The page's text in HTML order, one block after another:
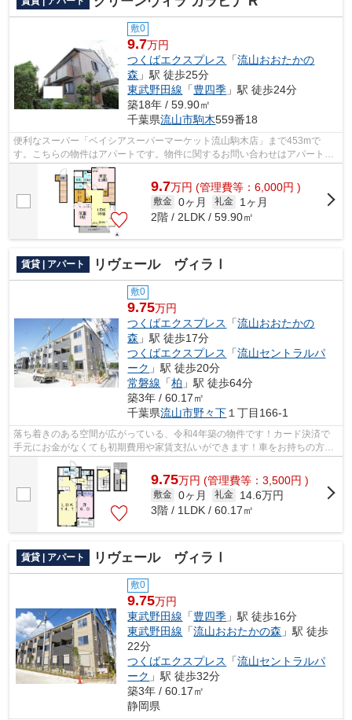
敷0
9.7万円
つくばエクスプレス
「流山おおたかの
森 」駅 徒歩25分
東武野田線 「豊四季 」駅 徒歩24分
築18年 / 59.90㎡
千葉県流山市駒木559番18
便利なスーパー「ベイシアスーパーマーケット流山駒木店」まで453mで
す。こちらの物件はアパートです。物件に関するお問い合わせはアパートマ
ンション館 柏店までお気軽にご連絡下さ...
9.7万円 (管理費等：6,000円 )
敷金 0ヶ月 礼金
1ヶ月
2階 / 2LDK / 59.90㎡
賃貸 | アパート リヴェール ヴィラⅠ
敷0
9.75万円
つくばエクスプレス
「流山おおたかの
森 」駅 徒歩17分
つくばエクスプレス
「流山セントラルパ
ーク 」駅 徒歩20分
常磐線 「柏 」駅 徒歩64分
築3年 / 60.17㎡
千葉県流山市野々下 １丁目166-1
落ち着きのある空間が広がっている、令和4年築の物件です！カード決済で
手元にお金がなくても初期費用や家賃支払いができます！車をお持ちの方に
もオススメの、自走式駐車場を利用でき...
9.75万円 (管理費等：3,500円 )
敷金 0ヶ月 礼金
14.6万円
3階 / 1LDK / 60.17㎡
賃貸 | アパート リヴェール ヴィラⅠ
敷0
9.75万円
東武野田線 「豊四季 」駅 徒歩16分
東武野田線 「流山おおたかの森 」駅 徒歩
22分
つくばエクスプレス
「流山セントラルパ
ーク 」駅 徒歩32分
築3年 / 60.17㎡
静岡県